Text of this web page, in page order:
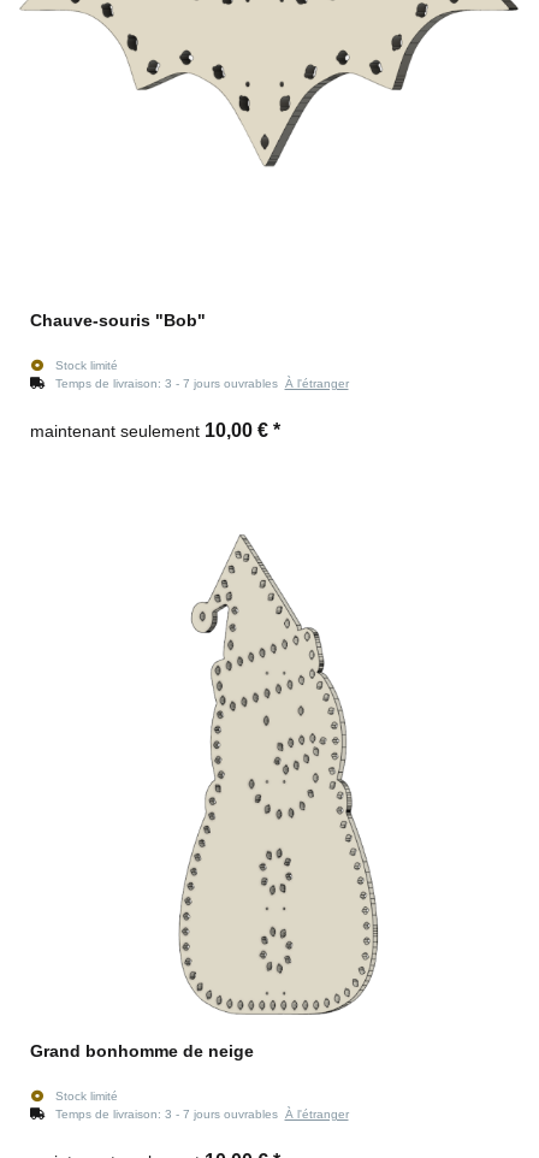
Chauve-souris "Bob"
Stock limité
Temps de livraison: 3 - 7 jours ouvrables À l'étranger
maintenant seulement 10,00 € *
Grand bonhomme de neige
Stock limité
Temps de livraison: 3 - 7 jours ouvrables À l'étranger